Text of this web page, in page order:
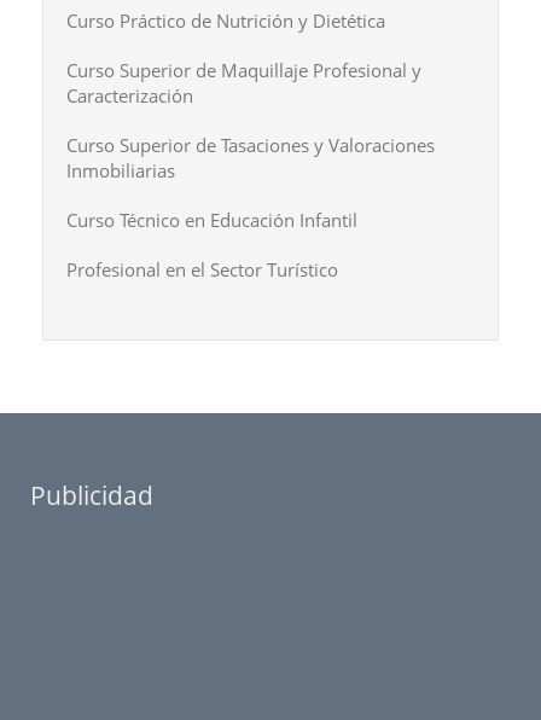
Curso Práctico de Nutrición y Dietética
Curso Superior de Maquillaje Profesional y
Caracterización
Curso Superior de Tasaciones y Valoraciones
Inmobiliarias
Curso Técnico en Educación Infantil
Profesional en el Sector Turístico
Publicidad